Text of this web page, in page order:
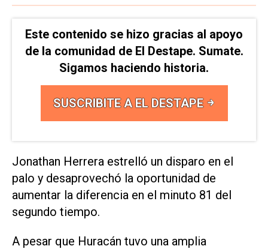
Este contenido se hizo gracias al apoyo
de la comunidad de El Destape. Sumate.
Sigamos haciendo historia.
SUSCRIBITE A EL DESTAPE
Jonathan Herrera estrelló un disparo en el
palo y desaprovechó la oportunidad de
aumentar la diferencia en el minuto 81 del
segundo tiempo.
A pesar que Huracán tuvo una amplia